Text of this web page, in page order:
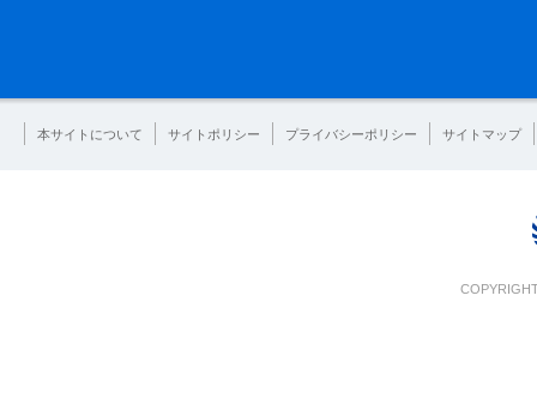
本サイトについて サイトポリシー プライバシーポリシー サイトマップ